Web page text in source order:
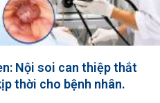
Nội soi can thiệp thắt
thời cho bệnh nhân.